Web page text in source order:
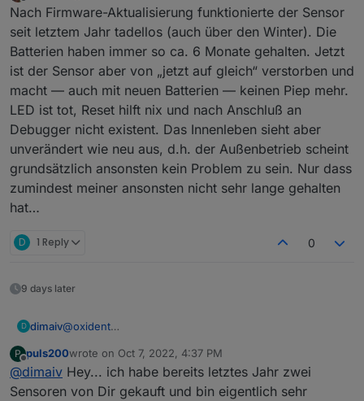
Offline
Nach Firmware-Aktualisierung funktionierte der Sensor
seit letztem Jahr tadellos (auch über den Winter). Die
Batterien haben immer so ca. 6 Monate gehalten. Jetzt
ist der Sensor aber von „jetzt auf gleich“ verstorben und
macht — auch mit neuen Batterien — keinen Piep mehr.
LED ist tot, Reset hilft nix und nach Anschluß an
Debugger nicht existent. Das Innenleben sieht aber
unverändert wie neu aus, d.h. der Außenbetrieb scheint
grundsätzlich ansonsten kein Problem zu sein. Nur dass
zumindest meiner ansonsten nicht sehr lange gehalten
hat…
D 1 Reply 0
9 days later
D dimaiv@oxident
P
Offline
puls200wrote on Oct 7, 2022, 4:37 PM
last edited by
@dimaiv Hey... ich habe bereits letztes Jahr zwei
Sensoren von Dir gekauft und bin eigentlich sehr